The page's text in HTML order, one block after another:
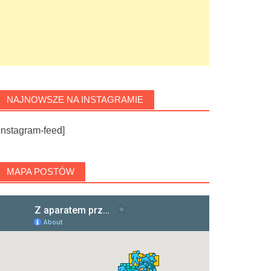
NAJNOWSZE NA INSTAGRAMIE
feed]
MAPA POSTÓW